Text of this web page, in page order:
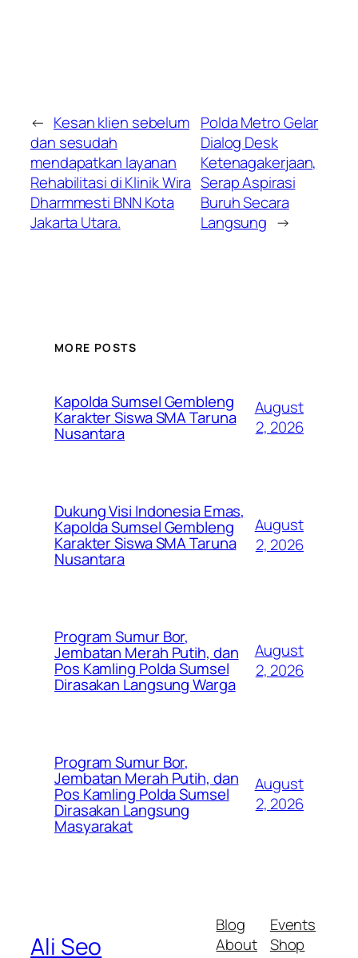
← Kesan klien sebelum
dan sesudah
mendapatkan layanan
Rehabilitasi di Klinik Wira
Dharmmesti BNN Kota
Jakarta Utara.
Polda Metro Gelar
Dialog Desk
Ketenagakerjaan,
Serap Aspirasi
Buruh Secara
Langsung →
MORE POSTS
Kapolda Sumsel Gembleng
Karakter Siswa SMA Taruna
Nusantara
August
2, 2026
Dukung Visi Indonesia Emas,
Kapolda Sumsel Gembleng
Karakter Siswa SMA Taruna
Nusantara
August
2, 2026
Program Sumur Bor,
Jembatan Merah Putih, dan
Pos Kamling Polda Sumsel
Dirasakan Langsung Warga
August
2, 2026
Program Sumur Bor,
Jembatan Merah Putih, dan
Pos Kamling Polda Sumsel
Dirasakan Langsung
Masyarakat
August
2, 2026
Ali Seo
Blog
About
Events
Shop